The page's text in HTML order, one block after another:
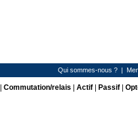
Qui sommes-nous ? |
Commutation/relais Actif| Passif|